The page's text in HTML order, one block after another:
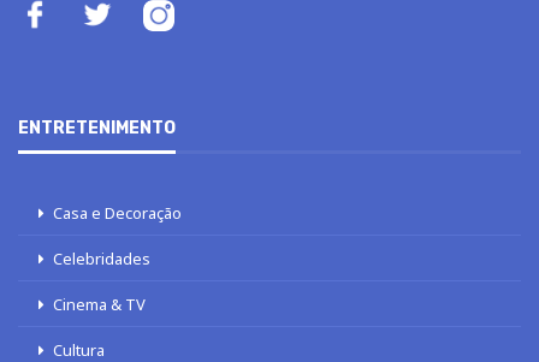
ENTRETENIMENTO
Casa e Decoração
Celebridades
Cinema & TV
Cultura